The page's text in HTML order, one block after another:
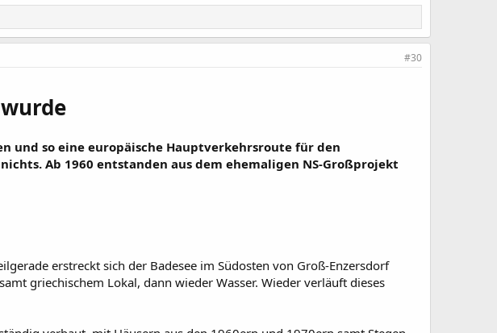
#30
und so eine europäische Hauptverkehrsroute für den
Ab 1960 entstanden aus dem ehemaligen NS-Großprojekt
erstreckt sich der Badesee im Südosten von Groß-Enzersdorf
griechischem Lokal, dann wieder Wasser. Wieder verläuft dieses